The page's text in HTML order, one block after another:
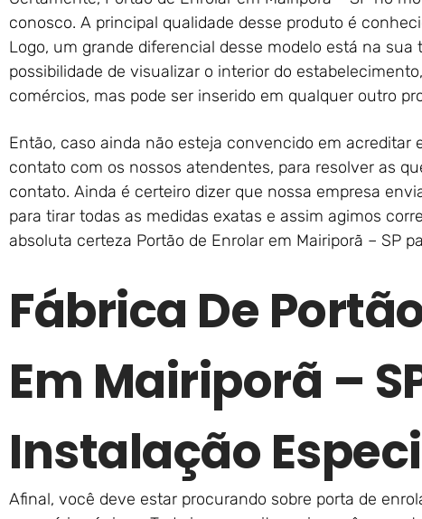
conosco. A principal qualidade desse produto é
Logo, um grande diferencial desse modelo está na
possibilidade de visualizar o interior do
comércios, mas pode ser inserido em qualquer outro
Então, caso ainda não esteja convencido em acreditar
contato com os nossos atendentes, para resolver as
contato. Ainda é certeiro dizer que nossa empresa
para tirar todas as medidas exatas e assim agimos
absoluta certeza Portão de Enrolar em Mairiporã – SP
Fábrica De
Em Mairiporã –
Instalação
Afinal, você deve estar procurando sobre porta de